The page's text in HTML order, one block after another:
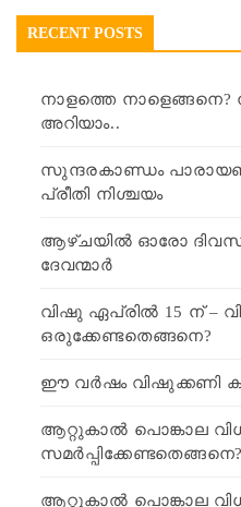
RECENT POSTS
നാളത്തെ
അറിയാം..
സുന്ദരകാണ്ഡം
പ്രീതി നിശ്ചയം
ആഴ്ചയിൽ ഓരോ ദിവസും
ദേവന്മാർ
വിഷു ഏപ്രിൽ 15 ന് –
ഒരുക്കേണ്ടതെങ്ങനെ?
ഈ വർഷം വിഷുക്കണി
ആറ്റുകാൽ പൊങ്കാല
സമർപ്പിക്കേണ്ടതെങ്ങനെ?
ആറ്റുകാൽ പൊങ്കാല